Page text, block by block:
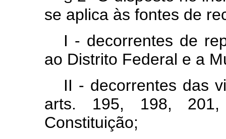
se aplica às fontes de
I - decorrentes de
ao Distrito Federal e a
II - decorrentes das
arts. 195, 198,
Constituição;